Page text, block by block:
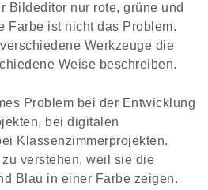
Bildeditor nur rote, grüne und
Farbe ist nicht das Problem.
Werkzeuge die
Weise beschreiben.
Problem bei der Entwicklung
bei digitalen
Klassenzimmerprojekten.
verstehen, weil sie die
Blau in einer Farbe zeigen.